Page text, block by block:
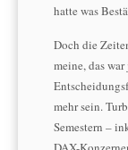
hatte was
Doch die
meine, das
mehr sein.
Semestern –